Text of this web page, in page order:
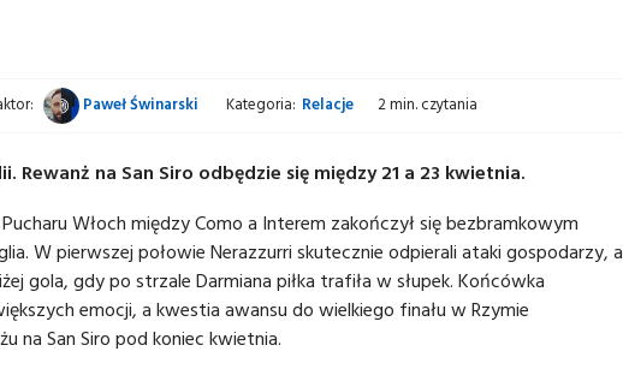
Paweł Świnarski Kategoria: Relacje 2 min. czytania
Rewanż na San Siro odbędzie się między 21 a 23 kwietnia.
Włoch między Como a Interem zakończył się bezbramkowym
W pierwszej połowie Nerazzurri skutecznie odpierali ataki gospodarzy, a
gola, gdy po strzale Darmiana piłka trafiła w słupek. Końcówka
emocji, a kwestia awansu do wielkiego finału w Rzymie
na San Siro pod koniec kwietnia.